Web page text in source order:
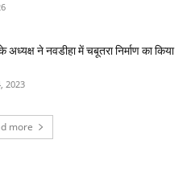
अध्यक्ष ने नवडीहा में चबूतरा निर्माण का किया
2023
more